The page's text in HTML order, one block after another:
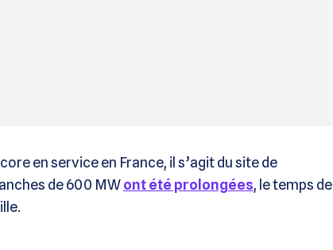
en service en France, il s’agit du site de
de 600 MWont été prolongées, le temps de